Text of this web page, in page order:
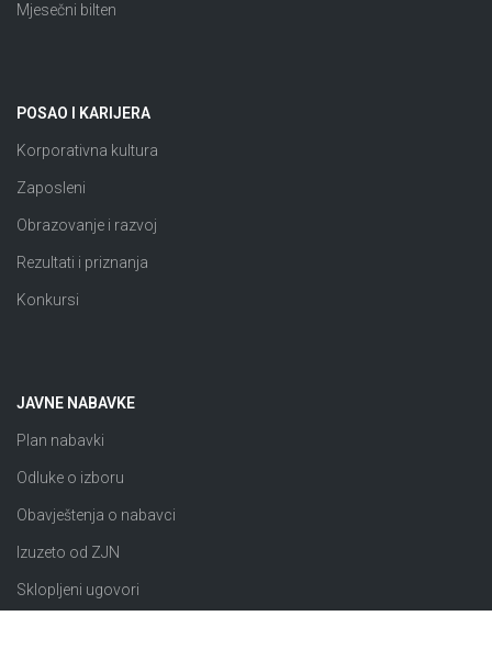
Mjesečni bilten
POSAO I KARIJERA
Korporativna kultura
Zaposleni
Obrazovanje i razvoj
Rezultati i priznanja
Konkursi
JAVNE NABAVKE
Plan nabavki
Odluke o izboru
Obavještenja o nabavci
Izuzeto od ZJN
Sklopljeni ugovori